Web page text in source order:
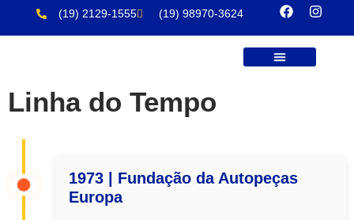
(19) 2129-1555 (19) 98970-3624
Linha do Tempo
1973 | Fundação da Autopeças
Europa